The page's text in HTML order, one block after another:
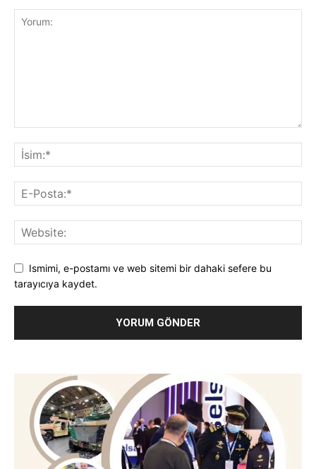
Ismimi, e-postamı ve web sitemi bir dahaki sefere bu
tarayıcıya kaydet.